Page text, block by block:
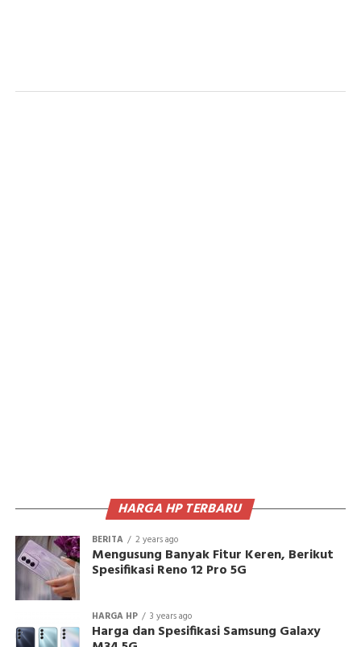
HARGA HP TERBARU
BERITA 2 years ago
Mengusung Banyak Fitur Keren, Berikut
Spesifikasi Reno 12 Pro 5G
HARGA HP 3 years ago
Harga dan Spesifikasi Samsung Galaxy